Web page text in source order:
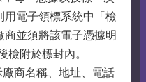
用電子領標系統中「檢
並須將該電子憑據明
檢附於標封內。
商名稱、地址、電話